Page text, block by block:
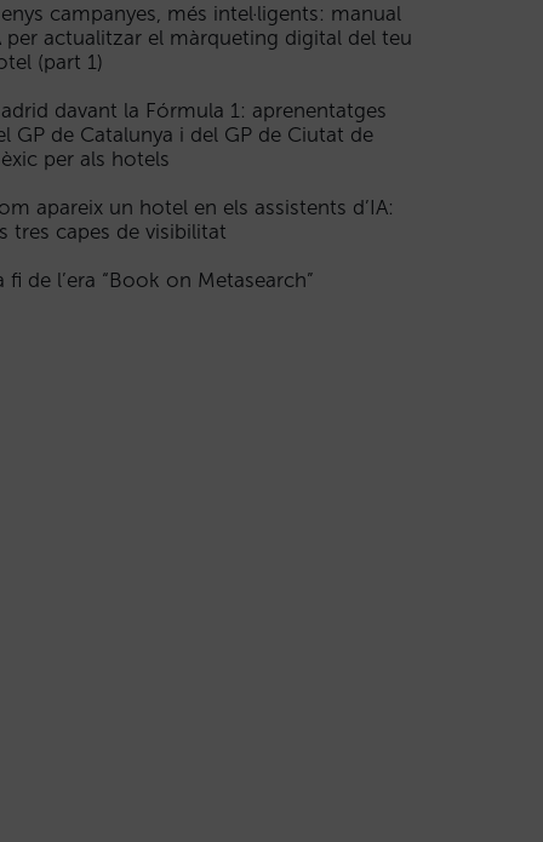
campanyes, més intel·ligents: manual
per actualitzar el màrqueting digital del teu
(part 1)
davant la Fórmula 1: aprenentatges
GP de Catalunya i del GP de Ciutat de
per als hotels
apareix un hotel en els assistents d’IA:
tres capes de visibilitat
fi de l’era “Book on Metasearch”